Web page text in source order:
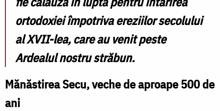
ortodoxiei împotriva ereziilor secolului
al XVII-lea, care au venit peste
Ardealul nostru străbun.
Mănăstirea Secu, veche de aproape 500 de
ani